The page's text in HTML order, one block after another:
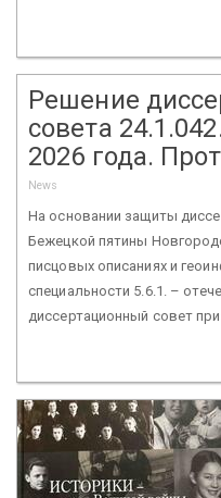
Решение
совета
2026 года.
News
На основании защиты
Бежецкой пятины
писцовых описаниях и
специальности 5.6.1. –
диссертационный совет